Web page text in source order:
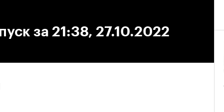
за 21:38, 27.10.2022